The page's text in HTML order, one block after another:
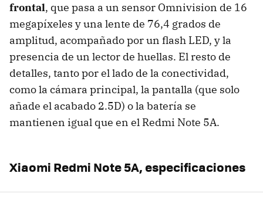
frontal, que pasa a un sensor Omnivision de 16
megapíxeles y una lente de 76,4 grados de
amplitud, acompañado por un flash LED, y la
presencia de un lector de huellas. El resto de
detalles, tanto por el lado de la conectividad,
como la cámara principal, la pantalla (que solo
añade el acabado 2.5D) o la batería se
mantienen igual que en el Redmi Note 5A.
Xiaomi Redmi Note 5A, especificaciones